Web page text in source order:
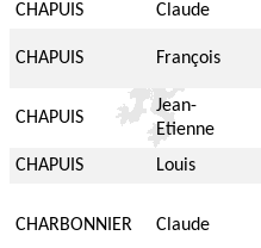
CHAPUIS
Claude
CHAPUIS François
CHAPUIS
Jean-
Etienne
CHAPUIS Louis
CHARBONNIER Claude